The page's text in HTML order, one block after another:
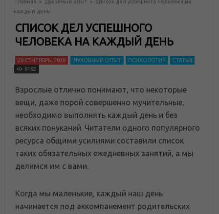
Главная » Духовный опыт » Список дел успешного человека на
каждый день
СПИСОК ДЕЛ УСПЕШНОГО
ЧЕЛОВЕКА НА КАЖДЫЙ ДЕНЬ
28 СЕНТЯБРЬ, 2018 ДУХОВНЫЙ ОПЫТ ПСИХОЛОГИЯ
СТАТЬИ
9162
Взрослые отлично понимают, что некоторые
вещи, даже порой совершенно мучительные,
необходимо выполнять каждый день и без
всяких понуканий. Читатели одного популярного
ресурса общими усилиями составили список
таких обязательных ежедневных занятий, а мы
делимся им с вами.
Когда мы маленькие, каждый наш день
начинается под аккомпанемент родительских